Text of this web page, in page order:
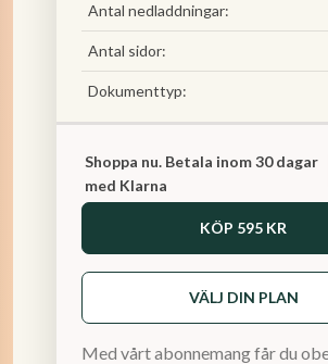
Antal nedladdningar:
Antal sidor:
Dokumenttyp:
Shoppa nu. Betala inom 30 dagar
med Klarna
KÖP 595 KR
VÄLJ DIN PLAN
Med vårt abonnemang får du